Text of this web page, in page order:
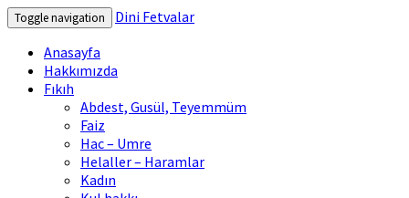
Toggle navigation
Dini Fetvalar
Anasayfa
Hakkımızda
Fıkıh
Abdest, Gusül, Teyemmüm
Faiz
Hac – Umre
Helaller – Haramlar
Kadın